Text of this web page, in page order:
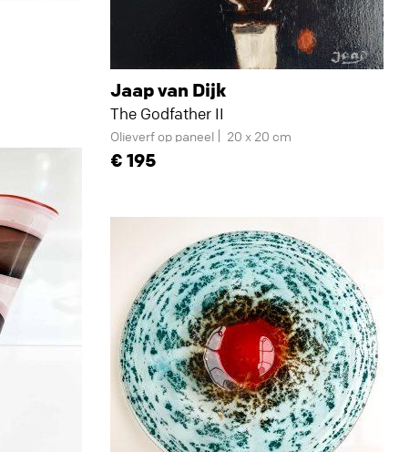
Jaap van Dijk
The Godfather II
Olieverf op paneel 20 x 20 cm
195